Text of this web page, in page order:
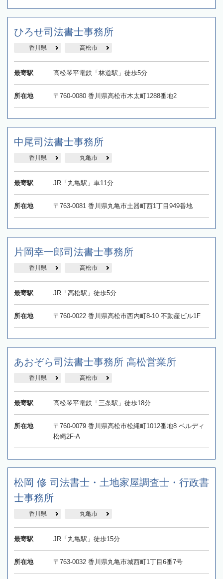
ひろせ司法書士事務所
香川県 高松市
最寄駅 高松琴平電鉄「林道駅」徒歩5分
所在地 〒760-0080 香川県高松市木太町1288番地2
中尾司法書士事務所
香川県 丸亀市
最寄駅 JR「丸亀駅」車11分
所在地 〒763-0081 香川県丸亀市土器町西1丁目949番地
片岡幸一郎司法書士事務所
香川県 高松市
最寄駅 JR「高松駅」徒歩5分
所在地 〒760-0022 香川県高松市西内町8-10 不動産ビル1F
あおぞら司法書士事務所 高松営業所
香川県 高松市
最寄駅 高松琴平電鉄「三条駅」徒歩18分
所在地
〒760-0079 香川県高松市松縄町1012番地8 ベルディ
松縄2F-A
松岡 修 司法書士・土地家屋調査士・行政書
士事務所
香川県 丸亀市
最寄駅 JR「丸亀駅」徒歩15分
所在地 〒763-0032 香川県丸亀市城西町1丁目6番7号